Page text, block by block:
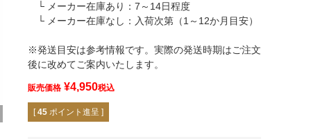
└ メーカー在庫あり：7～14日程度
└ メーカー在庫なし：入荷次第（1～12か月目安）
※発送目安は参考情報です。実際の発送時期はご注文
後に改めてご案内いたします。
販売価格 ¥4,950税込
[ 45 ポイント進呈 ]